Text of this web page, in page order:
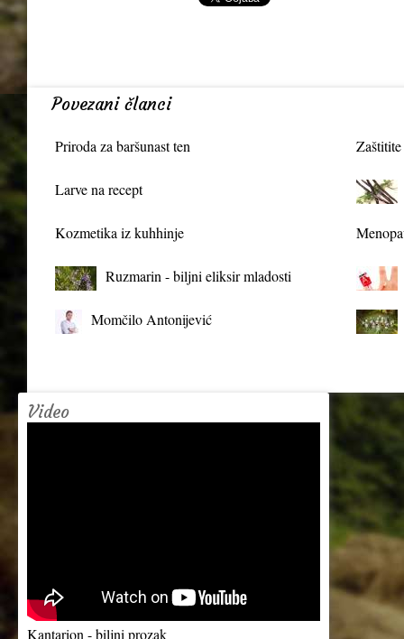
Povezani članci
Priroda za baršunast ten
Larve na recept
Kozmetika iz kuhhinje
Ruzmarin - biljni eliksir mladosti
Momčilo Antonijević
Video
Kantarion - biljni prozak